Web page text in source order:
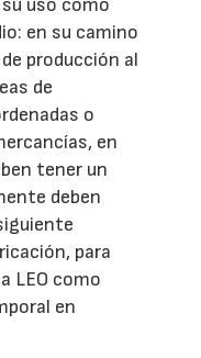
uso como
en su camino
producción al
de
o
en
tener un
deben
para
LEO como
en